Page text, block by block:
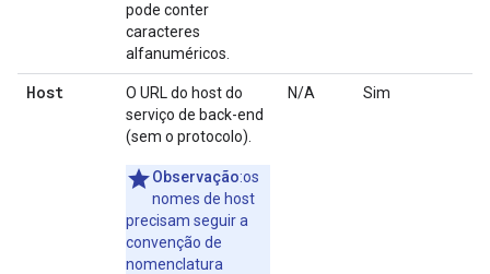
pode conter
caracteres
alfanuméricos.
Host
O URL do host do
serviço de back-end
(sem o protocolo).
Observação:os
nomes de host
precisam seguir a
convenção de
nomenclatura
N/A Sim